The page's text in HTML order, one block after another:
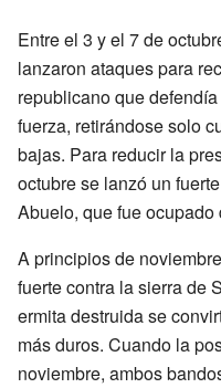
Entre el 3 y el 7 de
lanzaron ataques para
republicano que
fuerza, retirándose solo
bajas. Para reducir la
octubre se lanzó un
Abuelo, que fue
A principios de
fuerte contra la sierra de
ermita destruida se
más duros. Cuando la
noviembre, ambos